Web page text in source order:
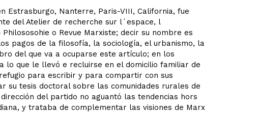
Estrasburgo, Nanterre, Paris-VIII, California, fue
del Atelier de recherche sur l´espace, l
o Revue Marxiste; decir su nombre es
pagos de la filosofía, la sociología, el urbanismo, la
del que va a ocuparse este artículo; en los
lo que le llevó e recluirse en el domicilio familiar de
para escribir y para compartir con sus
su tesis doctoral sobre las comunidades rurales de
del partido no aguantó las tendencias hors
y trataba de complementar las visiones de Marx